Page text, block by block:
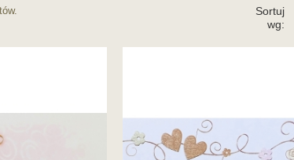
Sortuj
wg: